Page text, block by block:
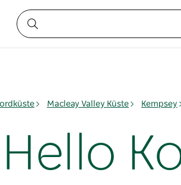
Macleay Valley Küste Kempsey